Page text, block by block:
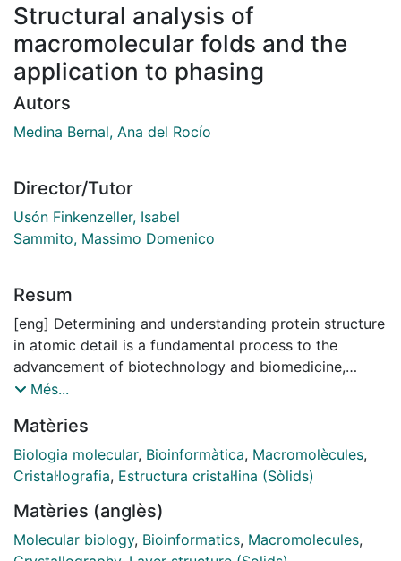
Structural analysis of
macromolecular folds and the
application to phasing
Autors
Medina Bernal, Ana del Rocío
Director/Tutor
Usón Finkenzeller, Isabel
Sammito, Massimo Domenico
Resum
[eng] Determining and understanding protein structure
in atomic detail is a fundamental process to the
advancement of biotechnology and biomedicine,
shedding light the role of macromolecules and their
The work presented in this thesis contributes to this
aim by exploring new ways of identifying, analysing
and classifying small, disconnected fragments and
input models for X-ray crystallography phasing
methods and as a general structural bioinformatics
Més...
Matèries
Biologia molecular, Bioinformàtica, Macromolècules,
Cristal·lografia, Estructura cristal·lina (Sòlids)
Matèries (anglès)
Molecular biology, Bioinformatics, Macromolecules,